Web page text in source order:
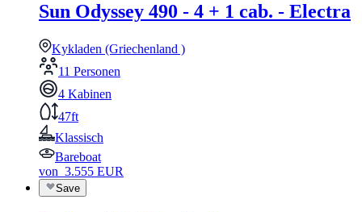
Sun Odyssey 490 - 4 + 1 cab. - Electra
Kykladen (Griechenland )
11 Personen
4 Kabinen
47ft
Klassisch
Bareboat
von 3.555 EUR
Save